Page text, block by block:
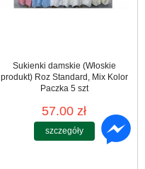
Sukienki damskie (Włoskie
produkt) Roz Standard, Mix Kolor
Paczka 5 szt
57.00 zł
szczegóły